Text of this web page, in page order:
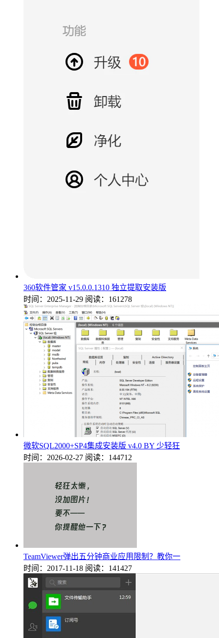
360软件管家 v15.0.0.1310 独立提取安装版
时间：2025-11-29 阅读：161278
微软SQL2000+SP4集成安装版 v4.0 BY 少轻狂
时间：2026-02-27 阅读：144712
TeamViewer弹出五分钟商业应用限制？教你一
时间：2017-11-18 阅读：141427